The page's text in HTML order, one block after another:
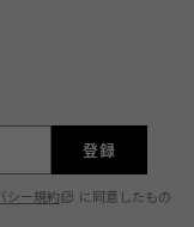
登録
シー規約
に同意したもの